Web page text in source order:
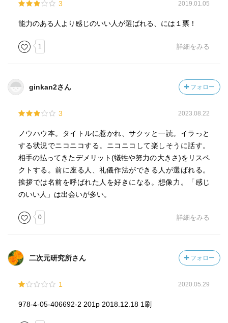
3 2019.01.05
能力のある人より感じのいい人が選ばれる、には１票！
1 詳細をみる
ginkan2さん フォロー
3 2023.08.22
ノウハウ本。タイトルに惹かれ、サクッと一読。イラっと
する状況でニコニコする。ニコニコして楽しそうに話す。
相手の払ってきたデメリット(犠牲や努力の大きさ)をリスペ
クトする。前に座る人、礼儀作法ができる人が選ばれる。
挨拶では名前を呼ばれた人を好きになる。想像力。「感じ
のいい人」は出会いが多い。
0 詳細をみる
二次元研究所さん フォロー
1 2020.05.29
978-4-05-406692-2 201p 2018.12.18 1刷